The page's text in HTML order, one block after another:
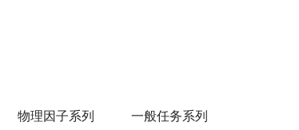
物理因子系列 一般任务系列